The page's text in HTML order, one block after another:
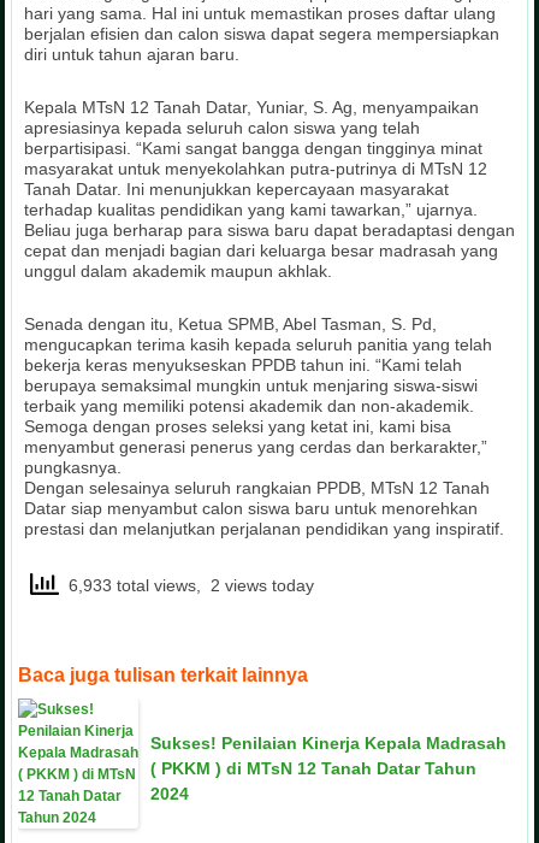
hari yang sama. Hal ini untuk memastikan proses daftar ulang
berjalan efisien dan calon siswa dapat segera mempersiapkan
diri untuk tahun ajaran baru.
Kepala MTsN 12 Tanah Datar, Yuniar, S. Ag, menyampaikan
apresiasinya kepada seluruh calon siswa yang telah
berpartisipasi. “Kami sangat bangga dengan tingginya minat
masyarakat untuk menyekolahkan putra-putrinya di MTsN 12
Tanah Datar. Ini menunjukkan kepercayaan masyarakat
terhadap kualitas pendidikan yang kami tawarkan,” ujarnya.
Beliau juga berharap para siswa baru dapat beradaptasi dengan
cepat dan menjadi bagian dari keluarga besar madrasah yang
unggul dalam akademik maupun akhlak.
Senada dengan itu, Ketua SPMB, Abel Tasman, S. Pd,
mengucapkan terima kasih kepada seluruh panitia yang telah
bekerja keras menyukseskan PPDB tahun ini. “Kami telah
berupaya semaksimal mungkin untuk menjaring siswa-siswi
terbaik yang memiliki potensi akademik dan non-akademik.
Semoga dengan proses seleksi yang ketat ini, kami bisa
menyambut generasi penerus yang cerdas dan berkarakter,”
pungkasnya.
Dengan selesainya seluruh rangkaian PPDB, MTsN 12 Tanah
Datar siap menyambut calon siswa baru untuk menorehkan
prestasi dan melanjutkan perjalanan pendidikan yang inspiratif.
6,933 total views, 2 views today
Baca juga tulisan terkait lainnya
Sukses! Penilaian Kinerja Kepala Madrasah
( PKKM ) di MTsN 12 Tanah Datar Tahun
2024